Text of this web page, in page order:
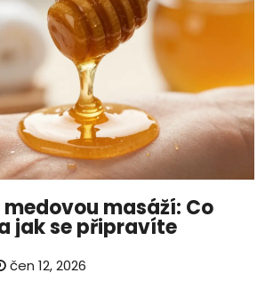
masáží: Co
jak se připravíte
čen 12, 2026